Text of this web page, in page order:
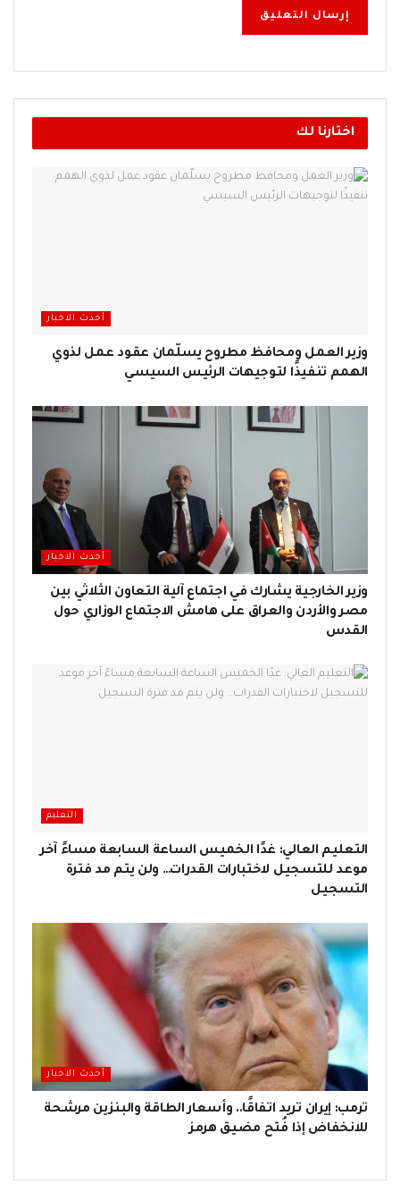
اختارنا لك
أحدث الاخبار
وزير العمل ومحافظ مطروح يسلّمان عقود عمل لذوي
الهمم تنفيذًا لتوجيهات الرئيس السيسي
أحدث الاخبار
وزير الخارجية يشارك في اجتماع آلية التعاون الثلاثي بين
مصر والأردن والعراق على هامش الاجتماع الوزاري حول
القدس
التعليم
التعليم العالي: غدًا الخميس الساعة السابعة مساءً آخر
موعد للتسجيل لاختبارات القدرات… ولن يتم مد فترة
التسجيل
أحدث الاخبار
ترمب: إيران تريد اتفاقًا.. وأسعار الطاقة والبنزين مرشحة
للانخفاض إذا فُتح مضيق هرمز